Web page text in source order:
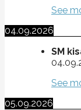
See
04.09.2026
SM
See
05.09.2026